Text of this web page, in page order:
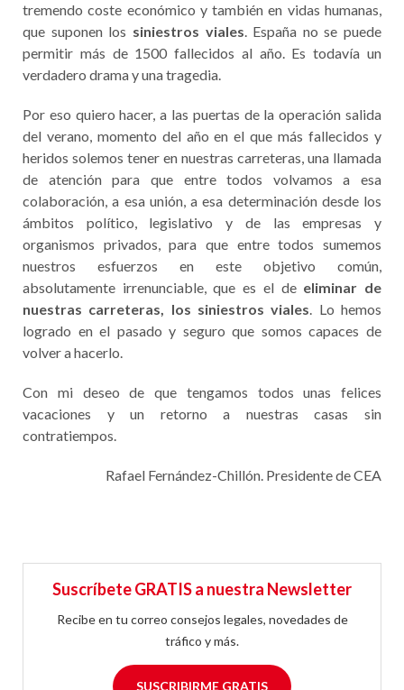
tremendo coste económico y también en vidas humanas,
que suponen los siniestros viales. España no se puede
permitir más de 1500 fallecidos al año. Es todavía un
verdadero drama y una tragedia.
Por eso quiero hacer, a las puertas de la operación salida
del verano, momento del año en el que más fallecidos y
heridos solemos tener en nuestras carreteras, una llamada
de atención para que entre todos volvamos a esa
colaboración, a esa unión, a esa determinación desde los
ámbitos político, legislativo y de las empresas y
organismos privados, para que entre todos sumemos
nuestros esfuerzos en este objetivo común,
absolutamente irrenunciable, que es el de eliminar de
nuestras carreteras, los siniestros viales. Lo hemos
logrado en el pasado y seguro que somos capaces de
volver a hacerlo.
Con mi deseo de que tengamos todos unas felices
vacaciones y un retorno a nuestras casas sin
contratiempos.
Rafael Fernández-Chillón. Presidente de CEA
Suscríbete GRATIS a nuestra Newsletter
Recibe en tu correo consejos legales, novedades de
tráfico y más.
SUSCRIBIRME GRATIS